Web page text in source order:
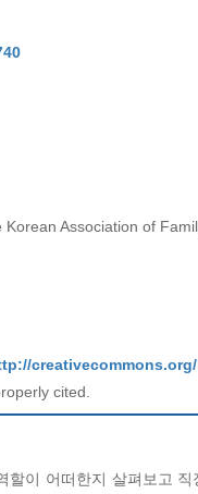
Association of
cited.
이 어떠한지 살펴보고 직